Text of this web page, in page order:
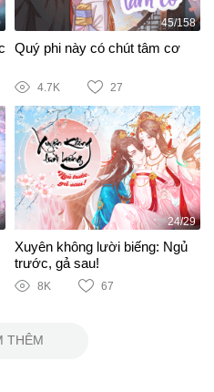
45/158
Quý phi này có chút tâm cơ
4.7K 27
24/29
Xuyên không lười biếng: Ngủ
trước, gả sau!
8K 67
THÊM